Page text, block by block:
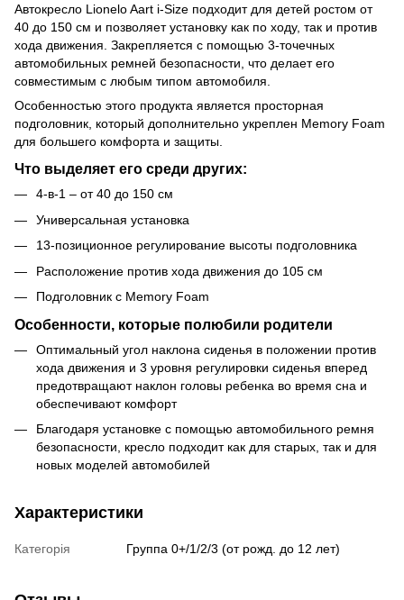
Автокресло Lionelo Aart i-Size подходит для детей ростом от
40 до 150 см и позволяет установку как по ходу, так и против
хода движения. Закрепляется с помощью 3-точечных
автомобильных ремней безопасности, что делает его
совместимым с любым типом автомобиля.
Особенностью этого продукта является просторная
подголовник, который дополнительно укреплен Memory Foam
для большего комфорта и защиты.
Что выделяет его среди других:
4-в-1 – от 40 до 150 см
Универсальная установка
13-позиционное регулирование высоты подголовника
Расположение против хода движения до 105 см
Подголовник с Memory Foam
Особенности, которые полюбили родители
Оптимальный угол наклона сиденья в положении против
хода движения и 3 уровня регулировки сиденья вперед
предотвращают наклон головы ребенка во время сна и
обеспечивают комфорт
Благодаря установке с помощью автомобильного ремня
безопасности, кресло подходит как для старых, так и для
новых моделей автомобилей
Характеристики
Категорія Группа 0+/1/2/3 (от рожд. до 12 лет)